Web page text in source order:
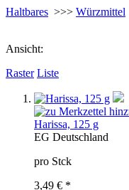
Haltbares >>> Würzmittel
Ansicht:
Raster Liste
Harissa, 125 g
EG Deutschland
pro Stck
3,49 € *